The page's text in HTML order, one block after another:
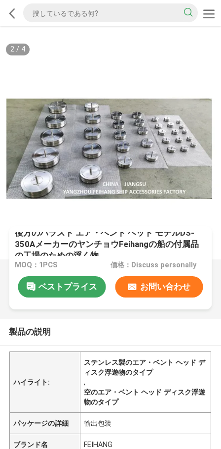
2/ 4
後方のバラスト エア・ベント ヘッド モデルDS-
350AメーカーのヤンチョウFeihangの船の付属品
の工場のための浮く物
MOQ：1PCS 価格：Discuss personally
ベストプライス お問い合わせ
製品の説明
ハイライト:
ステンレス製のエア・ベント ヘッド デ
ィスク浮遊物のタイプ
,
空のエア・ベント ヘッド ディスク浮遊
物のタイプ
パッケージの詳細 輸出包装
ブランド名 FEIHANG